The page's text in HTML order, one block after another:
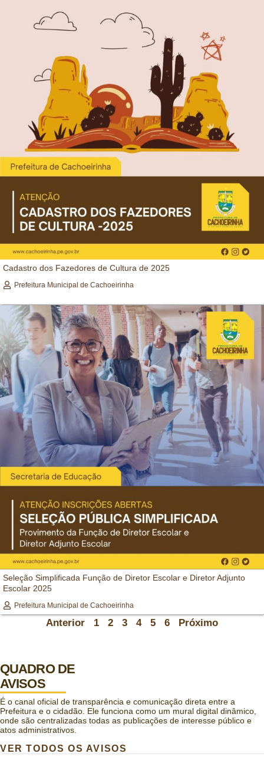
Cadastro dos Fazedores de Cultura de 2025
Prefeitura Municipal de Cachoeirinha
Seleção Simplificada Função de Diretor Escolar e Diretor Adjunto
Escolar 2025
Prefeitura Municipal de Cachoeirinha
Anterior 1 2 3 4 5 6 Próximo
QUADRO DE
AVISOS
É o canal oficial de transparência e comunicação direta entre a
Prefeitura e o cidadão. Ele funciona como um mural digital dinâmico,
onde são centralizadas todas as publicações de interesse público e
atos administrativos.
VER TODOS OS AVISOS